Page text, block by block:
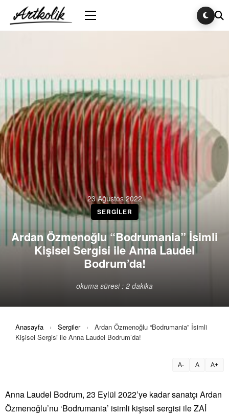
23 Ağustos 2022
SERGILER
Ardan Özmenoğlu “Bodrumania” İsimli
Kişisel Sergisi ile Anna Laudel
Bodrum’da!
okuma süresi : 2 dakika
Anasayfa › Sergiler ›
Ardan Özmenoğlu “Bodrumania” İsimli
Kişisel Sergisi ile Anna Laudel Bodrum’da!
A- A A+
Anna Laudel Bodrum, 23 Eylül 2022’ye kadar sanatçı Ardan
Özmenoğlu’nu ‘Bodrumania’ isimli kişisel sergisi ile ZAİ